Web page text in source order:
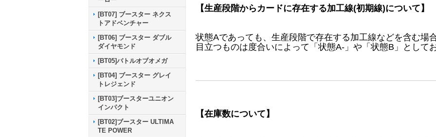
[BT07] ブースター ネクス
トアドベンチャー
[BT06] ブースター ダブル
ダイヤモンド
[BT05]バトルオブオメガ
[BT04] ブースター グレイ
トレジェンド
[BT03]ブースターユニオン
インパクト
[BT02]ブースター ULTIMA
TE POWER
【生産段階からカードに存在する加工線(初期線)について】
状態Aであっても、生産段階で存在する加工線などを含む場
目立つものは度合いによって「状態A-」や「状態B」として
【在庫数について】